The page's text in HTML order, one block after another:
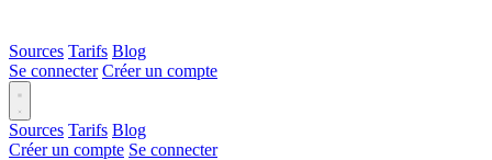
Sources Tarifs Blog
Se connecter Créer un compte
Sources Tarifs Blog
Créer un compte Se connecter